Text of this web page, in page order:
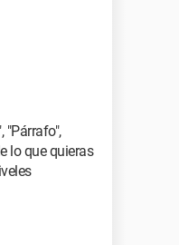
"Párrafo",
lo que quieras